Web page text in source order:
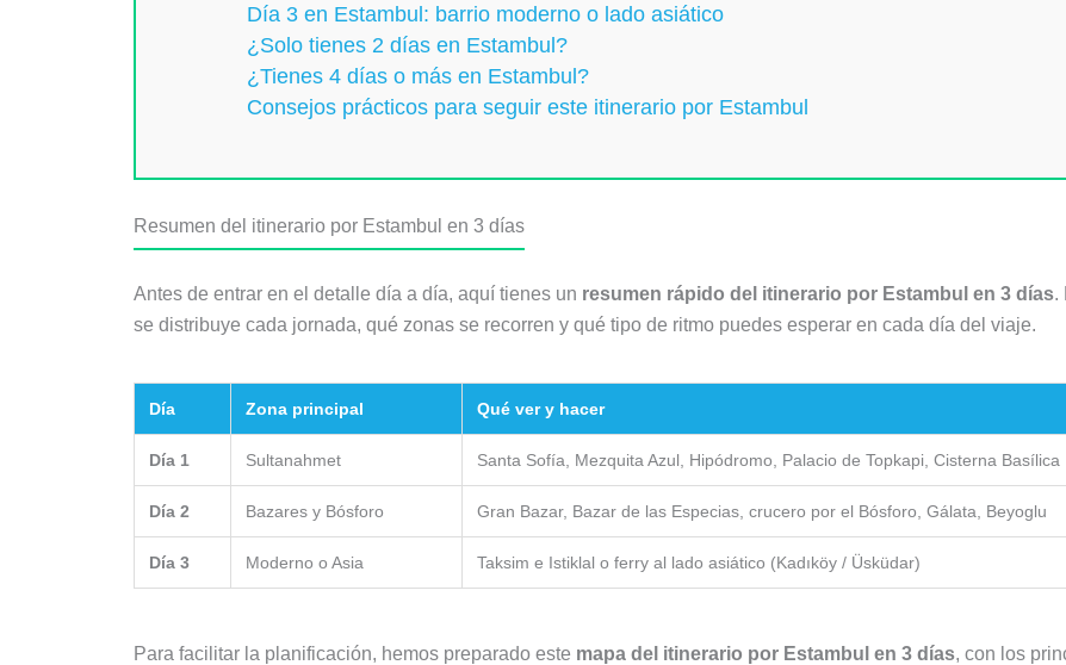
Día 3 en Estambul: barrio moderno o lado asiático
¿Solo tienes 2 días en Estambul?
¿Tienes 4 días o más en Estambul?
Consejos prácticos para seguir este itinerario por Estambul
Resumen del itinerario por Estambul en 3 días
Antes de entrar en el detalle día a día, aquí tienes un resumen rápido del itinerario por Estambul en 3 días.
se distribuye cada jornada, qué zonas se recorren y qué tipo de ritmo puedes esperar en cada día del viaje.
Día Zona principal Qué ver y hacer
Día 1 Sultanahmet Santa Sofía, Mezquita Azul, Hipódromo, Palacio de Topkapi, Cisterna Basílica
Día 2 Bazares y Bósforo Gran Bazar, Bazar de las Especias, crucero por el Bósforo, Gálata, Beyoglu
Día 3 Moderno o Asia Taksim e Istiklal o ferry al lado asiático (Kadıköy / Üsküdar)
Para facilitar la planificación, hemos preparado este mapa del itinerario por Estambul en 3 días, con los